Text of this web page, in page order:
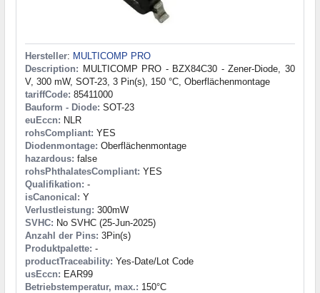
Hersteller: MULTICOMP PRO
Description: MULTICOMP PRO - BZX84C30 - Zener-Diode, 30
V, 300 mW, SOT-23, 3 Pin(s), 150 °C, Oberflächenmontage
tariffCode: 85411000
Bauform - Diode: SOT-23
euEccn: NLR
rohsCompliant: YES
Diodenmontage: Oberflächenmontage
hazardous: false
rohsPhthalatesCompliant: YES
Qualifikation: -
isCanonical: Y
Verlustleistung: 300mW
SVHC: No SVHC (25-Jun-2025)
Anzahl der Pins: 3Pin(s)
Produktpalette: -
productTraceability: Yes-Date/Lot Code
usEccn: EAR99
Betriebstemperatur, max.: 150°C